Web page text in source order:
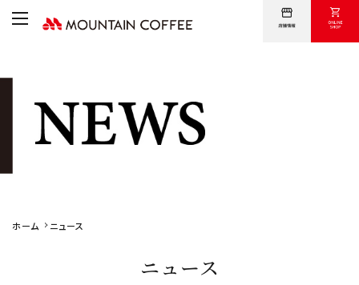
オンラインショップ
採用情報
ホーム ニュース
ニュース